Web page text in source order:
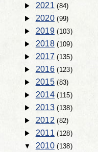
2021(84)
2020(99)
2019(103)
2018(109)
2017 (135)
2016(123)
2015(83)
2014(115)
2013(138)
2012(82)
2011(128)
2010(138)